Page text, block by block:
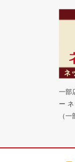
一部
ー
（